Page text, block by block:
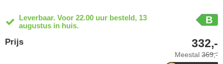
Leverbaar. Voor 22.00 uur besteld, 13
augustus in huis.
B
Prijs
Meestal 369,-
332,-